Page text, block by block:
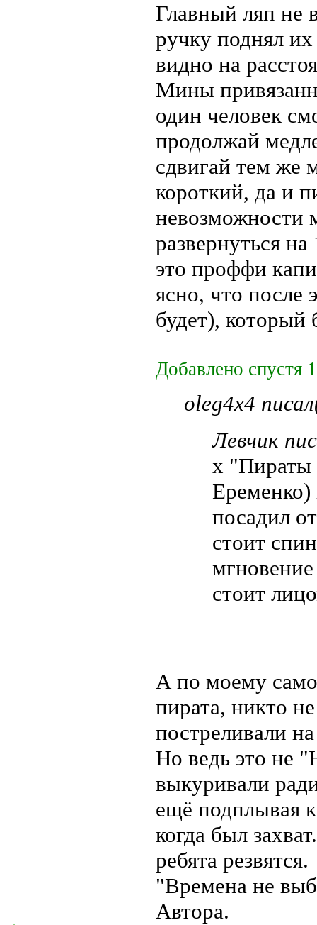
Главный ляп не
ручку поднял
видно на
Мины
один человек
продолжай
сдвигай тем же
короткий, да и
развернуться
это проффи
ясно, что после
будет), который
Добавлено спустя
oleg4x4
Левчик
х "Пираты
Еременко)
посадил
стоит
стоит
А по моему
пирата, никто
постреливали
Но ведь это не
выкуривали
ещё подплывая
когда был
ребята резвятся.
"Времена не
Автора.